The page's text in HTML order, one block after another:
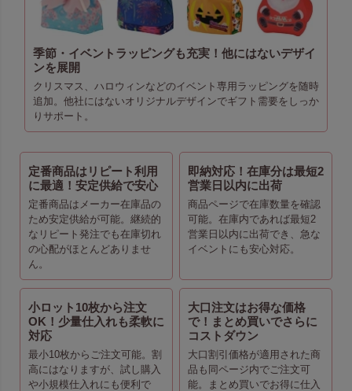
季節・イベントラッピングも充実！他にはないデザイ
ンを展開
クリスマス、ハロウィンなどのイベント専用ラッピングを随時
追加。他社にはないオリジナルデザインでギフト需要をしっか
りサポート。
定番商品はリピート利用
に最適！安定供給で安心
定番商品はメーカー在庫品の
ため安定供給が可能。継続的
なリピート発注でも在庫切れ
の心配がほとんどありませ
ん。
即納対応！在庫分は最短2
営業日以内に出荷
商品ページで在庫数量を確認
可能。在庫内であれば最短2
営業日以内に出荷でき、急な
イベントにも安心対応。
小ロット10枚から注文
OK！少量仕入れも柔軟に
対応
最小10枚からご注文可能。割
高にはなりますが、試し購入
や小規模仕入れにも便利で
大口注文はお得な価格
で！まとめ買いでさらに
コストダウン
大口割引価格が適用された商
品も同ページ内でご注文可
能。まとめ買いでお得に仕入